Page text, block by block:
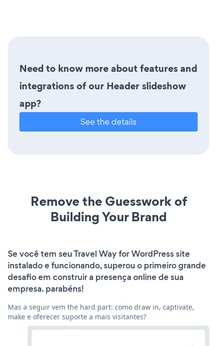
Need to know more about features and
integrations of our Header slideshow
app?
See the details
Remove the Guesswork of
Building Your Brand
Se você tem seu Travel Way for WordPress site
instalado e funcionando, superou o primeiro grande
desafio em construir a presença online de sua
empresa. parabéns!
Mas a seguir vem the hard part: como draw in, captivate,
make e oferecer suporte a mais visitantes?